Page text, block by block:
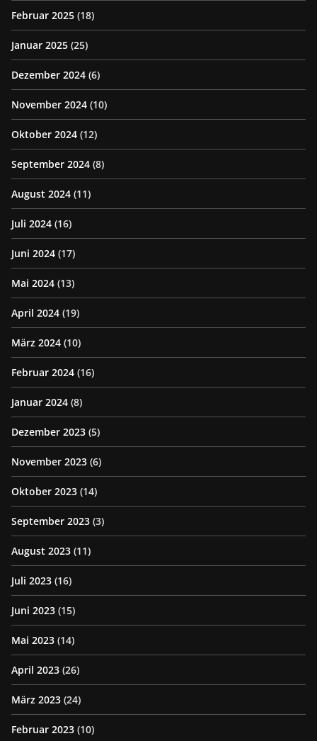
Februar 2025 (18)
Januar 2025 (25)
Dezember 2024 (6)
November 2024 (10)
Oktober 2024 (12)
September 2024 (8)
August 2024 (11)
Juli 2024 (16)
Juni 2024 (17)
Mai 2024 (13)
April 2024 (19)
März 2024 (10)
Februar 2024 (16)
Januar 2024 (8)
Dezember 2023 (5)
November 2023 (6)
Oktober 2023 (14)
September 2023 (3)
August 2023 (11)
Juli 2023 (16)
Juni 2023 (15)
Mai 2023 (14)
April 2023 (26)
März 2023 (24)
Februar 2023 (10)